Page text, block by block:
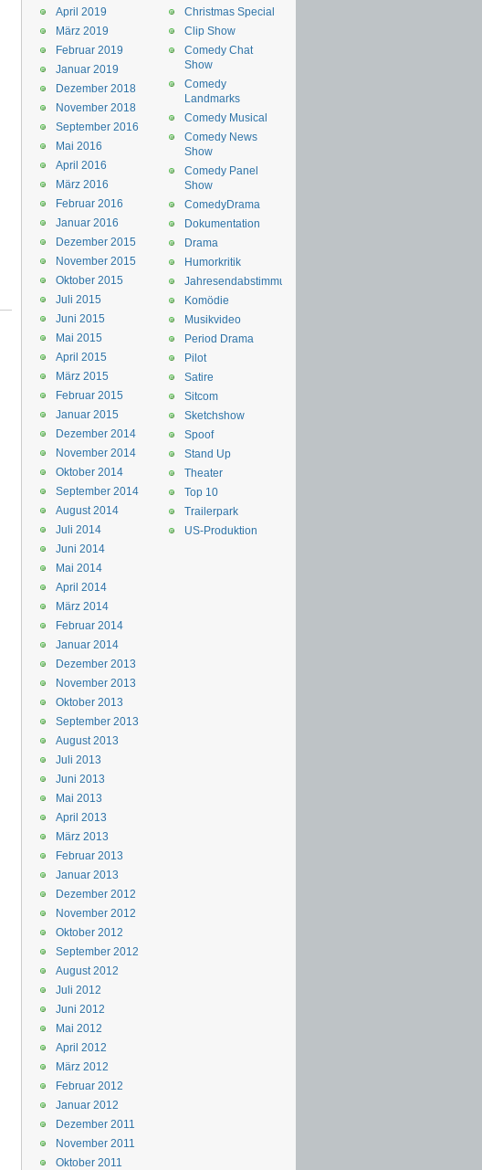
Christmas Special
Clip Show
Comedy Chat
Show
Comedy
Landmarks
Comedy Musical
Comedy News
Show
Comedy Panel
Show
ComedyDrama
Dokumentation
Drama
Humorkritik
Jahresendabstimmung
Komödie
Musikvideo
Period Drama
Pilot
Satire
Sitcom
Sketchshow
Spoof
Stand Up
Theater
Top 10
Trailerpark
US-Produktion
April 2019
März 2019
Februar 2019
Januar 2019
Dezember 2018
November 2018
September 2016
Mai 2016
April 2016
März 2016
Februar 2016
Januar 2016
Dezember 2015
November 2015
Oktober 2015
Juli 2015
Juni 2015
Mai 2015
April 2015
März 2015
Februar 2015
Januar 2015
Dezember 2014
November 2014
Oktober 2014
September 2014
August 2014
Juli 2014
Juni 2014
Mai 2014
April 2014
März 2014
Februar 2014
Januar 2014
Dezember 2013
November 2013
Oktober 2013
September 2013
August 2013
Juli 2013
Juni 2013
Mai 2013
April 2013
März 2013
Februar 2013
Januar 2013
Dezember 2012
November 2012
Oktober 2012
September 2012
August 2012
Juli 2012
Juni 2012
Mai 2012
April 2012
März 2012
Februar 2012
Januar 2012
Dezember 2011
November 2011
Oktober 2011